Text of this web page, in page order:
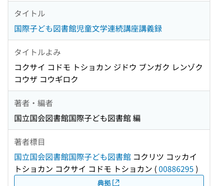
タイトル
国際子ども図書館児童文学連続講座講義録
タイトルよみ
コクサイ コドモ トショカン ジドウ ブンガク レンゾク
コウザ コウギロク
著者・編者
国立国会図書館国際子ども図書館 編
著者標目
国立国会図書館国際子ども図書館 コクリツ コッカイ
トショカン コクサイ コドモ トショカン (00886295 )
典拠